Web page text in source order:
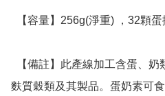
麩質穀類及其製品。蛋奶素可食